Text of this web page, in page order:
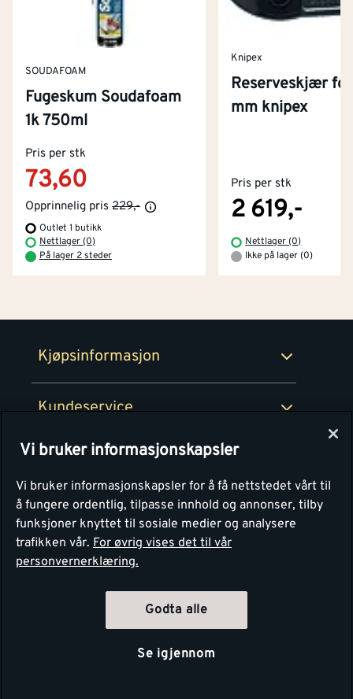
SOUDAFOAM
Fugeskum Soudafoam
1k 750ml
Pris per stk
73,60
Opprinnelig pris 229,-
Outlet 1 butikk
Nettlager (0)
På lager 2 steder
Knipex
Reserveskjær
mm knipex
Pris per stk
2 619,-
Nettlager (0)
Ikke på lager (0)
Kjøpsinformasjon
Kjøpsbetingelser
Betaling
Retur- og angrerettsskjema
Kundeservice
Kontakt oss
Tjenester
Montér Klubb
Montér
Om Montér
Byggevarehus og åpningstider
Prismatch
Personvern
Vi bruker informasjonskapsler
Vi bruker informasjonskapsler for å få nettstedet vårt til
å fungere ordentlig, tilpasse innhold og annonser, tilby
funksjoner knyttet til sosiale medier og analysere
trafikken vår. For øvrig vises det til vår
personvernerklæring.
Godta alle
Se igjennom